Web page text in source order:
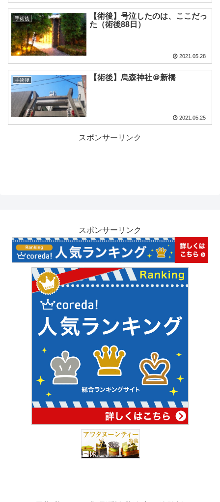
手術後
【術後】号泣したのは、ここだっ
た（術後88日）
2021.05.28
手術後 【術後】烏森神社＠新橋
2021.05.25
スポンサーリンク
スポンサーリンク